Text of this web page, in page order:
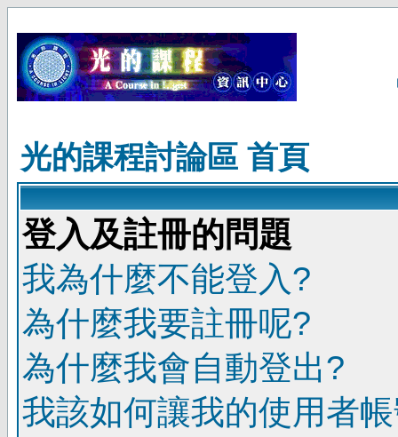
光的課程討論區 首頁
登入及註冊的問題
我為什麼不能登入?
為什麼我要註冊呢?
為什麼我會自動登出?
我該如何讓我的使用者